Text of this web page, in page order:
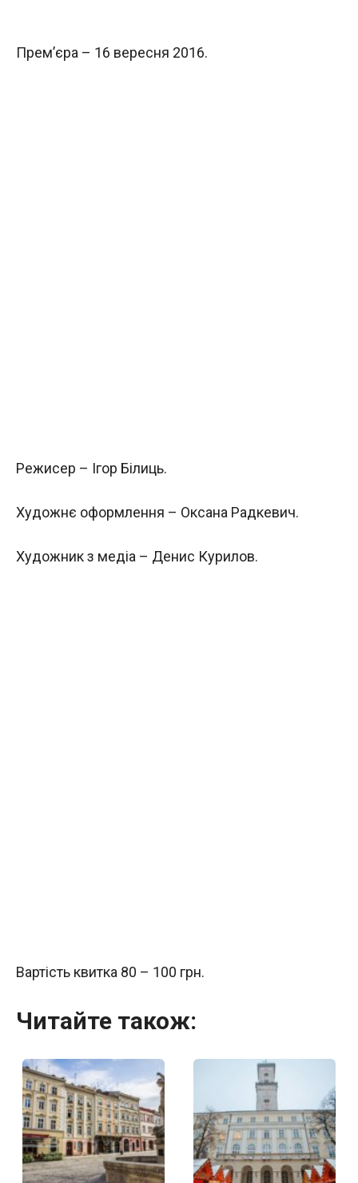
Прем’єра – 16 вересня 2016.
Режисер – Ігор Білиць.
Художнє оформлення – Оксана Радкевич.
Художник з медіа – Денис Курилов.
Вартість квитка 80 – 100 грн.
Читайте також: